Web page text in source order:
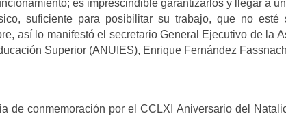
es imprescindible garantizarlos y llegar a
suficiente para posibilitar su trabajo, que no esté
así lo manifestó el secretario General Ejecutivo de la
Superior (ANUIES), Enrique Fernández
de conmemoración por el CCLXI Aniversario del